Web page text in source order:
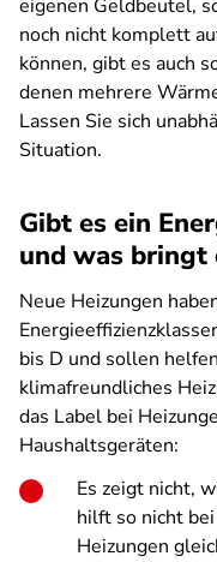
eigenen Geldbeutel,
noch nicht komplett
können, gibt es auch
denen mehrere
Lassen Sie sich
Situation.
Gibt es ein
und was bringt
Neue Heizungen
bis D und sollen
klimafreundliches
das Label bei
Haushaltsgeräten:
Es zeigt nicht,
hilft so nicht
Heizungen